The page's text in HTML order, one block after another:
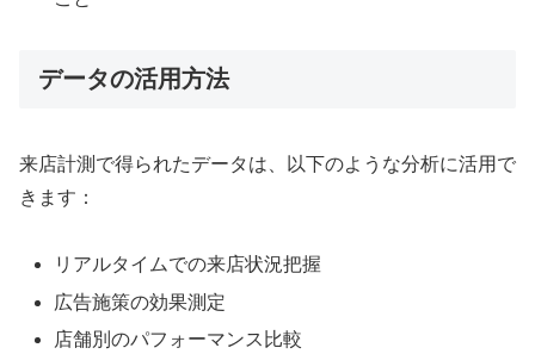
データの活用方法
来店計測で得られたデータは、以下のような分析に活用で
きます：
リアルタイムでの来店状況把握
広告施策の効果測定
店舗別のパフォーマンス比較